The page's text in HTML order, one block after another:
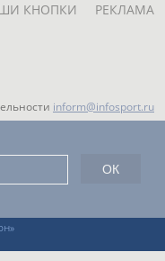
КНОПКИ РЕКЛАМА
inform@infosport.ru